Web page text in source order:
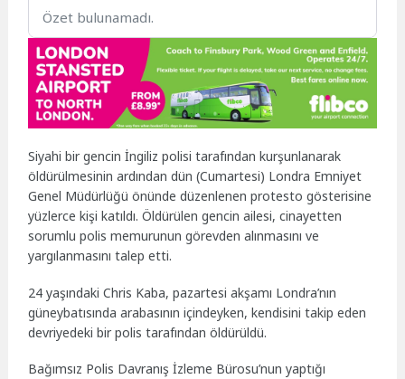
Özet bulunamadı.
Siyahi bir gencin İngiliz polisi tarafından kurşunlanarak
öldürülmesinin ardından dün (Cumartesi) Londra Emniyet
Genel Müdürlüğü önünde düzenlenen protesto gösterisine
yüzlerce kişi katıldı. Öldürülen gencin ailesi, cinayetten
sorumlu polis memurunun görevden alınmasını ve
yargılanmasını talep etti.
24 yaşındaki Chris Kaba, pazartesi akşamı Londra’nın
güneybatısında arabasının içindeyken, kendisini takip eden
devriyedeki bir polis tarafından öldürüldü.
Bağımsız Polis Davranış İzleme Bürosu’nun yaptığı